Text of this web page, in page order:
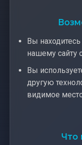
Вы находитесь
нашему сайту
Вы
другую
видимое
Что